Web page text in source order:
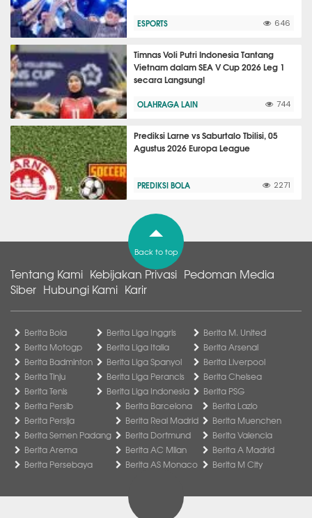
ESPORTS 646
Timnas Voli Putri Indonesia Tantang
Vietnam dalam SEA V Cup 2026 Leg 1
secara Langsung!
OLAHRAGA LAIN 744
Prediksi Larne vs Saburtalo Tbilisi, 05
Agustus 2026 Europa League
PREDIKSI BOLA 2271
Back to top
Tentang Kami Kebijakan Privasi Pedoman Media
Siber Hubungi Kami Karir
Berita Bola
Berita Motogp
Berita Badminton
Berita Tinju
Berita Tenis
Berita Liga Inggris
Berita Liga Italia
Berita Liga Spanyol
Berita Liga Perancis
Berita Liga Indonesia
Berita M. United
Berita Arsenal
Berita Liverpool
Berita Chelsea
Berita PSG
Berita Persib
Berita Persija
Berita Semen Padang
Berita Arema
Berita Persebaya
Berita Barcelona
Berita Real Madrid
Berita Dortmund
Berita AC Milan
Berita AS Monaco
Berita Lazio
Berita Muenchen
Berita Valencia
Berita A Madrid
Berita M City